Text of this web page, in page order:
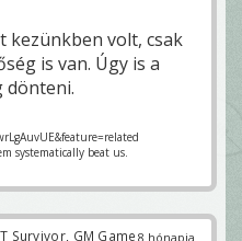
kezünkben volt, csak
is van. Úgy is a
dönteni.
systematically beat us.
8 hónapja
Survivor, GM Game